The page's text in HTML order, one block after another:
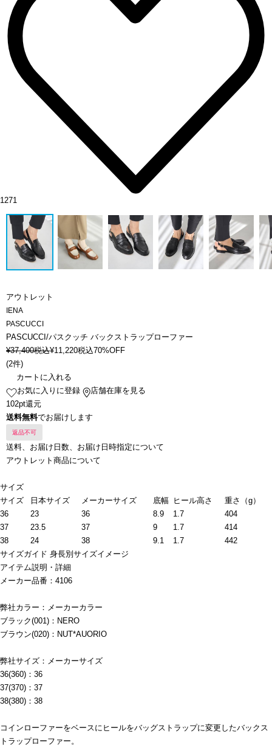
1271
アウトレット
IENA
PASCUCCI
PASCUCCI/パスクッチ バックストラップローファー
¥37,400税込¥11,220税込70%OFF
(2件)
カートに入れる
お気に入りに登録
店舗在庫を見る
102pt還元
送料無料でお届けします
返品不可
送料、お届け日数、お届け日時指定について
アウトレット商品について
サイズ
サイズ
日本サイズ メーカーサイズ 底幅 ヒール高さ
重さ（g）
36
23 36 8.9 1.7
404
37
23.5 37 9 1.7
414
38
24 38 9.1 1.7
442
サイズガイド 身長別サイズイメージ
アイテム説明・詳細
メーカー品番：4106
弊社カラー：メーカーカラー
ブラック(001)：NERO
ブラウン(020)：NUT*AUORIO
弊社サイズ：メーカーサイズ
36(360)：36
37(370)：37
38(380)：38
コインローファーをベースにヒールをバッグストラップに変更したバックス
トラップローファー。